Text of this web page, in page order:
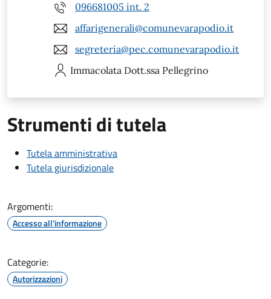
096681005 int. 2
affarigenerali@comunevarapodio.it
segreteria@pec.comunevarapodio.it
Immacolata Dott.ssa Pellegrino
Strumenti di tutela
Tutela amministrativa
Tutela giurisdizionale
Argomenti:
Accesso all'informazione
Categorie:
Autorizzazioni